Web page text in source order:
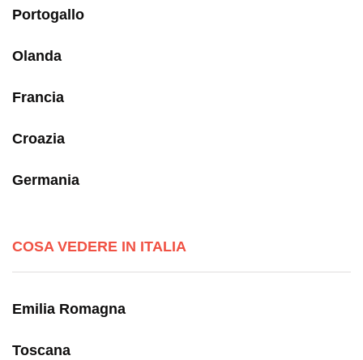
Portogallo
Olanda
Francia
Croazia
Germania
COSA VEDERE IN ITALIA
Emilia Romagna
Toscana